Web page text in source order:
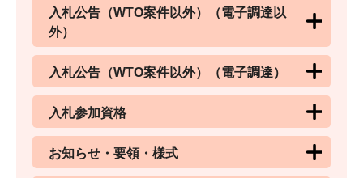
入札公告（WTO案件以外）（電子調達以
外）
入札公告（WTO案件以外）（電子調達）
入札参加資格
お知らせ・要領・様式